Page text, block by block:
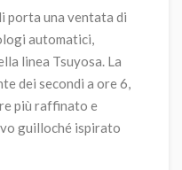
porta una ventata di
automatici,
linea Tsuyosa. La
dei secondi a ore 6,
più raffinato e
guilloché ispirato